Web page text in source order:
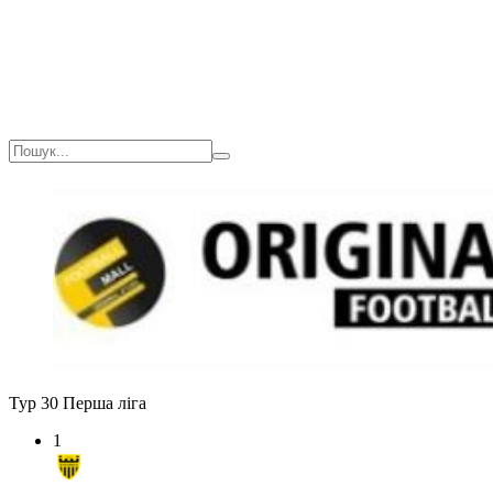
Тур 30 Перша ліга
1